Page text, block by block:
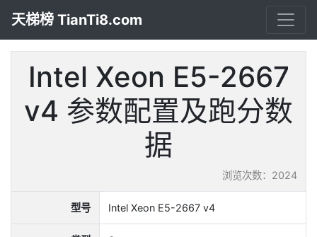
天梯榜 TianTi8.com
Intel Xeon E5-2667
v4 参数配置及跑分数
据
浏览次数：2024
型号 Intel Xeon E5-2667 v4